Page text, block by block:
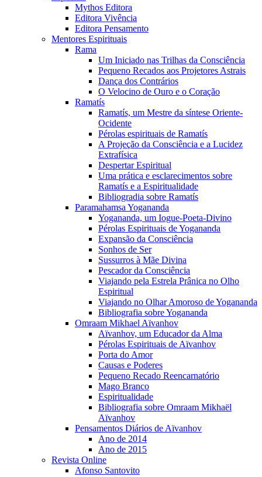
Mythos Editora
Editora Vivência
Editora Pensamento
Mentores Espirituais
Rama
Um Iniciado nas Trilhas da Consciência
Pequeno Recados aos Projetores Astrais
Dança dos Contrários
O Velocino de Ouro e o Coração
Ramatís
Ramatís, um Mestre da síntese Oriente-
Ocidente
Pérolas espirituais de Ramatís
A Projeção da Consciência e a Lucidez
Extrafísica
Despertar Espiritual
Uma prática e esclarecimentos sobre
Ramatís e a Espiritualidade
Bibliogradia sobre Ramatís
Paramahamsa Yogananda
Yogananda, um Iogue-Poeta-Divino
Pérolas Espirituais de Yogananda
Expansão da Consciência
Sonhos de Ser
Sussurros à Mãe Divina
Pescador da Consciência
Viajando pela Estrela Prânica no Olho
Espiritual
Viajando no Olhar Amoroso de Yogananda
Bibliografia sobre Yogananda
Omraam Mikhael Aïvanhov
Aïvanhov, um Educador da Alma
Pérolas Espirituais de Aïvanhov
Porta do Amor
Causas e Poderes
Pequeno Recado Reencarnatório
Mago Branco
Espiritualidade
Bibliografia sobre Omraam Mikhaël
Aïvanhov
Pensamentos Diários de Aïvanhov
Ano de 2014
Ano de 2015
Revista Online
Afonso Santovito